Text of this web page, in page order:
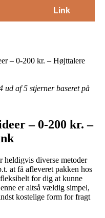
Link
– 0-200 kr. – Højttalere
ud af 5 stjerner baseret på
– 0-200 kr. –
heldigvis diverse metoder
at få afleveret pakken hos
for dig at kunne
er altså vældig simpel,
kostelige form for fragt